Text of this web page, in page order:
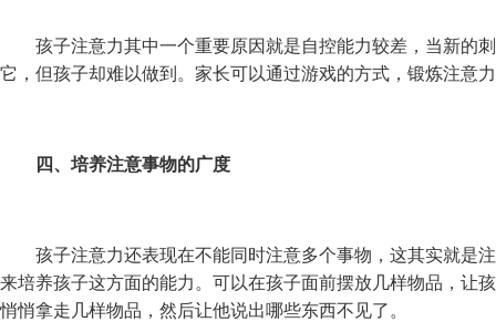
孩子注意力其中一个重要原因就是自控能力较差，当新的
它，但孩子却难以做到。家长可以通过游戏的方式，锻炼注意
四、培养注意事物的广度
孩子注意力还表现在不能同时注意多个事物，这其实就是
来培养孩子这方面的能力。可以在孩子面前摆放几样物品，让
悄悄拿走几样物品，然后让他说出哪些东西不见了。